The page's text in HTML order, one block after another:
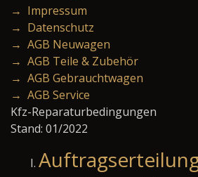
→ Impressum
→ Datenschutz
→ AGB Neuwagen
→ AGB Teile & Zubehör
→ AGB Gebrauchtwagen
→ AGB Service
Kfz-Reparaturbedingungen
Stand: 01/2022